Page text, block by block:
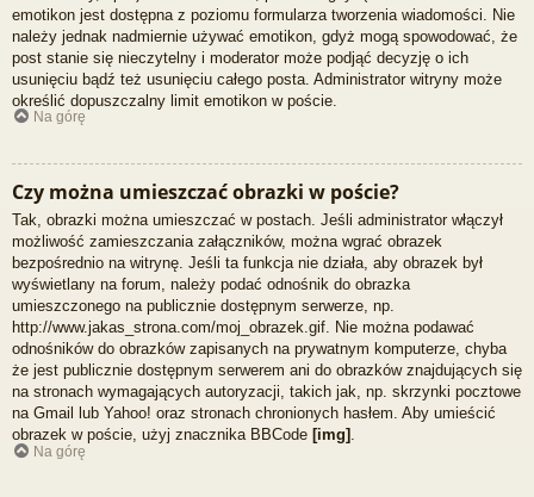
emotikon jest dostępna z poziomu formularza tworzenia wiadomości. Nie
należy jednak nadmiernie używać emotikon, gdyż mogą spowodować, że
post stanie się nieczytelny i moderator może podjąć decyzję o ich
usunięciu bądź też usunięciu całego posta. Administrator witryny może
określić dopuszczalny limit emotikon w poście.
Na górę
Czy można umieszczać obrazki w poście?
Tak, obrazki można umieszczać w postach. Jeśli administrator włączył
możliwość zamieszczania załączników, można wgrać obrazek
bezpośrednio na witrynę. Jeśli ta funkcja nie działa, aby obrazek był
wyświetlany na forum, należy podać odnośnik do obrazka
umieszczonego na publicznie dostępnym serwerze, np.
http://www.jakas_strona.com/moj_obrazek.gif. Nie można podawać
odnośników do obrazków zapisanych na prywatnym komputerze, chyba
że jest publicznie dostępnym serwerem ani do obrazków znajdujących się
na stronach wymagających autoryzacji, takich jak, np. skrzynki pocztowe
na Gmail lub Yahoo! oraz stronach chronionych hasłem. Aby umieścić
obrazek w poście, użyj znacznika BBCode [img] .
Na górę